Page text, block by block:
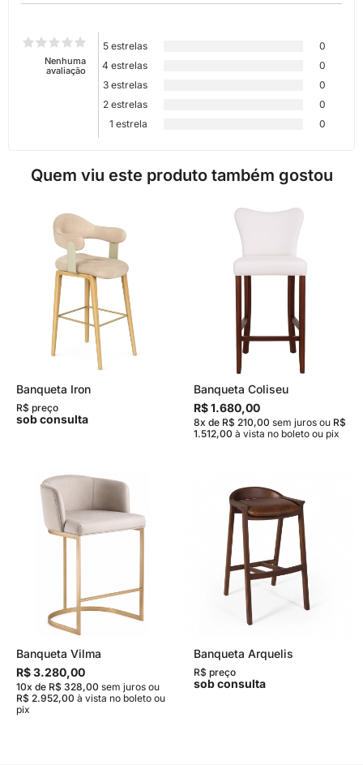
Nenhuma
avaliação
5 estrelas
0
4 estrelas
0
3 estrelas
0
2 estrelas
0
1 estrela
0
Quem viu este produto também gostou
Banqueta Iron
R$ preço
sob consulta
Banqueta Coliseu
R$ 1.680,00
8x de R$ 210,00 sem juros ou R$
1.512,00 à vista no boleto ou pix
Banqueta Vilma
R$ 3.280,00
10x de R$ 328,00 sem juros ou
R$ 2.952,00 à vista no boleto ou
pix
Banqueta Arquelis
R$ preço
sob consulta